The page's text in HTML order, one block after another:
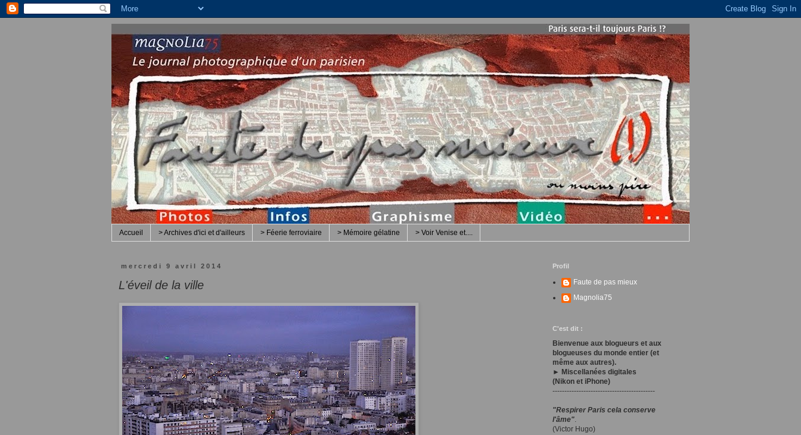
Accueil > Archives d'ici et d'ailleurs > Féerie ferroviaire > Mémoire gélatine > Voir Venise et....
mercredi 9 avril 2014
L'éveil de la ville
Profil
Faute de pas mieux
Magnolia75
C'est dit :
Bienvenue aux blogueurs et aux
blogueuses du monde entier (et
même aux autres).
► Miscellanées digitales
(Nikon et iPhone)
-------------------------------------------
"Respirer Paris cela conserve
l'âme".
(Victor Hugo)